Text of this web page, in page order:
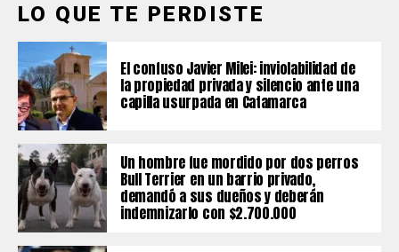
LO QUE TE PERDISTE
El confuso Javier Milei: inviolabilidad de
la propiedad privada y silencio ante una
capilla usurpada en Catamarca
Un hombre fue mordido por dos perros
Bull Terrier en un barrio privado,
demandó a sus dueños y deberán
indemnizarlo con $2.700.000